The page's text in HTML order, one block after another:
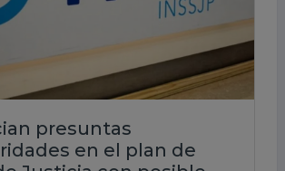
presuntas
en el plan de